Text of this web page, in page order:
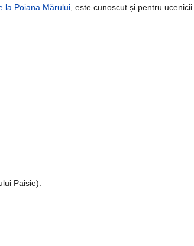
la Poiana Mărului, este cunoscut și pentru
Paisie):